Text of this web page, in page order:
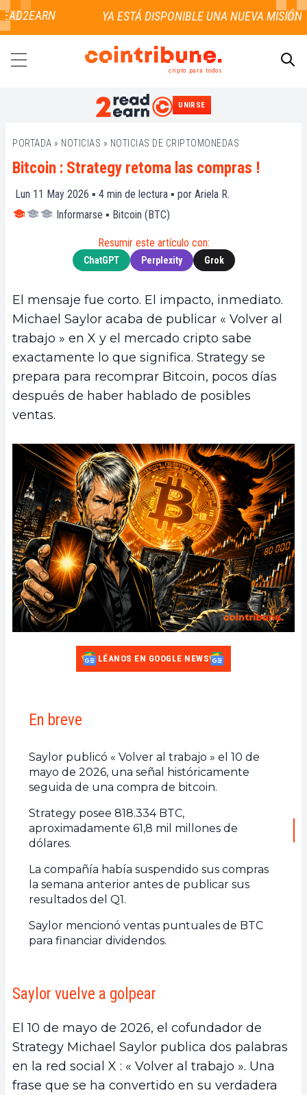
cripto para todos
UNIRSE
PORTADA » NOTICIAS » NOTICIAS DE CRIPTOMONEDAS
Bitcoin : Strategy retoma las compras !
Lun 11 May 2026 ▪ 4 min de lectura ▪ por Ariela R.
Informarse ▪ Bitcoin (BTC)
Resumir este artículo con:
ChatGPT Perplexity Grok
El mensaje fue corto. El impacto, inmediato.
Michael Saylor acaba de publicar « Volver al
trabajo » en X y el mercado cripto sabe
exactamente lo que significa. Strategy se
prepara para recomprar Bitcoin, pocos días
después de haber hablado de posibles
ventas.
LÉANOS EN GOOGLE NEWS
En breve
Saylor publicó « Volver al trabajo » el 10 de
mayo de 2026, una señal históricamente
seguida de una compra de bitcoin.
Strategy posee 818.334 BTC,
aproximadamente 61,8 mil millones de
dólares.
La compañía había suspendido sus compras
la semana anterior antes de publicar sus
resultados del Q1.
Saylor mencionó ventas puntuales de BTC
para financiar dividendos.
Saylor vuelve a golpear
El 10 de mayo de 2026, el cofundador de
Strategy Michael Saylor publica dos palabras
en la red social X : « Volver al trabajo ». Una
frase que se ha convertido en su verdadera